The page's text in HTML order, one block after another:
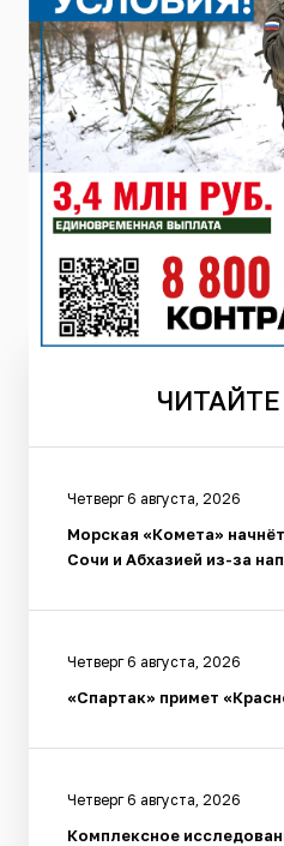
ЧИТАЙТЕ
Четверг 6 августа, 2026
Морская «Комета»
Сочи и Абхазией из-за
Четверг 6 августа, 2026
«Спартак» примет
Четверг 6 августа, 2026
Комплексное